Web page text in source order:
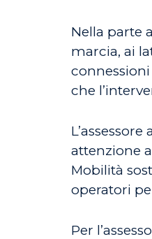
Nella parte
marcia, ai
che
attenzione
Mobilità
operatori
Per